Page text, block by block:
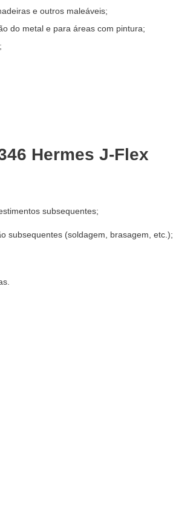
e outros maleáveis;
do metal e para áreas com pintura;
Hermes J-Flex
subsequentes;
subsequentes (soldagem, brasagem, etc.);